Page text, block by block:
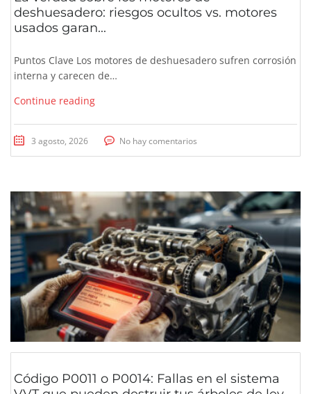
deshuesadero: riesgos ocultos vs. motores
usados garan...
Puntos Clave Los motores de deshuesadero sufren corrosión
interna y carecen de…
Continue reading
3 agosto, 2026 No hay comentarios
Código P0011 o P0014: Fallas en el sistema